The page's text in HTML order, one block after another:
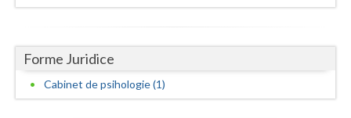
Iasi
Forme Juridice
Cabinet de psihologie (1)